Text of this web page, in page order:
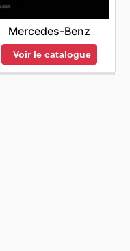
Mercedes-Benz
Voir le catalogue